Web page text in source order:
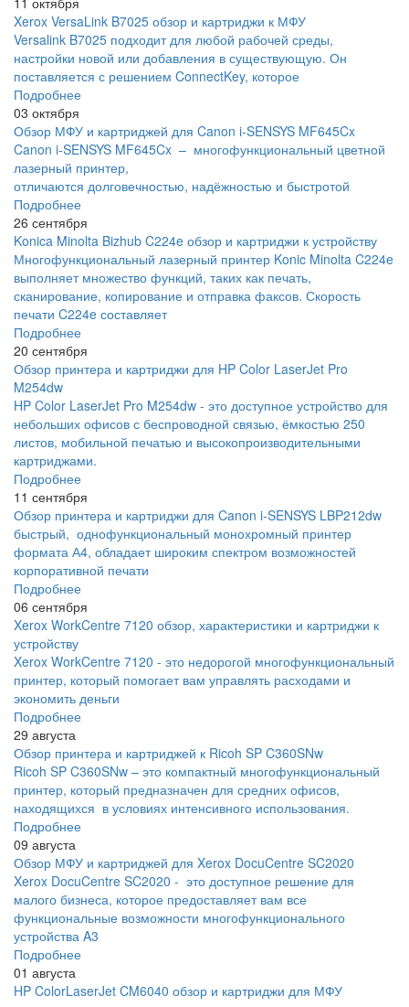
Xerox VersaLink B7025 обзор и картриджи к МФУ
Versalink B7025 подходит для любой рабочей среды,
настройки новой или добавления в существующую. Он
поставляется с решением ConnectKey, которое
Подробнее
03 октября
Обзор МФУ и картриджей для Canon i-SENSYS MF645Cx
Canon i-SENSYS MF645Cx – многофункциональный цветной
лазерный принтер,
отличаются долговечностью, надёжностью и быстротой
Подробнее
26 сентября
Konica Minolta Bizhub C224e обзор и картриджи к устройству
Многофункциональный лазерный принтер Konic Minolta C224e
выполняет множество функций, таких как печать,
сканирование, копирование и отправка факсов. Скорость
печати C224e составляет
Подробнее
20 сентября
Обзор принтера и картриджи для HP Color LaserJet Pro
M254dw
HP Color LaserJet Pro M254dw - это доступное устройство для
небольших офисов с беспроводной связью, ёмкостью 250
листов, мобильной печатью и высокопроизводительными
картриджами.
Подробнее
11 сентября
Обзор принтера и картриджи для Canon i-SENSYS LBP212dw
быстрый, однофункциональный монохромный принтер
формата А4, обладает широким спектром возможностей
корпоративной печати
Подробнее
06 сентября
Xerox WorkCentre 7120 обзор, характеристики и картриджи к
устройству
Xerox WorkCentre 7120 - это недорогой многофункциональный
принтер, который помогает вам управлять расходами и
экономить деньги
Подробнее
29 августа
Обзор принтера и картриджей к Ricoh SP C360SNw
Ricoh SP C360SNw – это компактный многофункциональный
принтер, который предназначен для средних офисов,
находящихся в условиях интенсивного использования.
Подробнее
09 августа
Обзор МФУ и картриджей для Xerox DocuCentre SC2020
Xerox DocuCentre SC2020 - это доступное решение для
малого бизнеса, которое предоставляет вам все
функциональные возможности многофункционального
устройства A3
Подробнее
01 августа
HP ColorLaserJet CM6040 обзор и картриджи для МФУ